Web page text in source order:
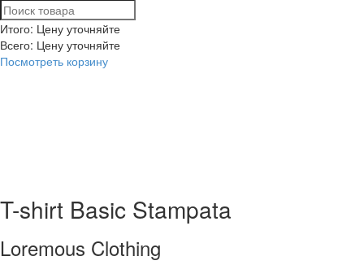
Итого: Цену уточняйте
Всего: Цену уточняйте
Посмотреть корзину
T-shirt Basic Stampata
Loremous Clothing